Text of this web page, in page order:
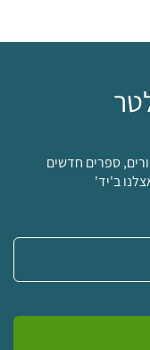
ספרים חדשים
ב'יד'